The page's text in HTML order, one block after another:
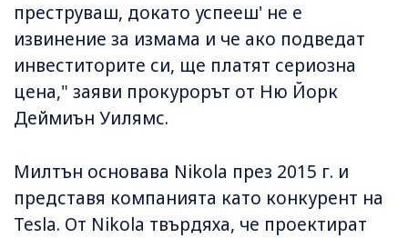
преструваш, докато успееш' не е
извинение за измама и че ако подведат
инвеститорите си, ще платят сериозна
цена," заяви прокурорът от Ню Йорк
Деймиън Уилямс.
Милтън основава Nikola през 2015 г. и
представя компанията като конкурент на
Tesla. От Nikola твърдяха, че проектират